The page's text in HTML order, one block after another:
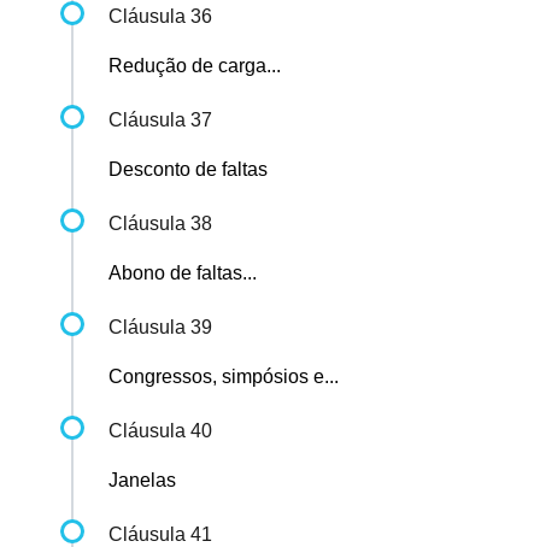
Cláusula 36
Redução de carga...
Cláusula 37
Desconto de faltas
Cláusula 38
Abono de faltas...
Cláusula 39
Congressos, simpósios e...
Cláusula 40
Janelas
Cláusula 41